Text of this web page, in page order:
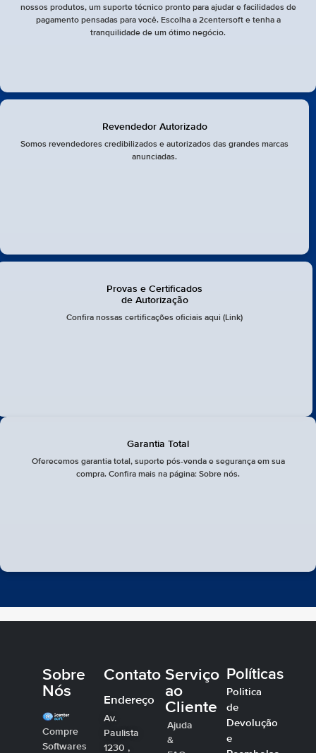
nossos produtos, um suporte técnico pronto para ajudar e facilidades de
pagamento pensadas para você. Escolha a 2centersoft e tenha a
tranquilidade de um ótimo negócio.
Revendedor Autorizado
Somos revendedores credibilizados e autorizados das grandes marcas
anunciadas.
Provas e Certificados
de Autorização
Confira nossas certificações oficiais aqui (Link)
Garantia Total
Oferecemos garantia total, suporte pós-venda e segurança em sua
compra. Confira mais na página: Sobre nós.
Sobre
Nós
Compre
Softwares
Contato
Endereço
Av.
Paulista
1230 ,
Serviço
ao
Cliente
Ajuda
&
Políticas
Politica
de
Devolução
e